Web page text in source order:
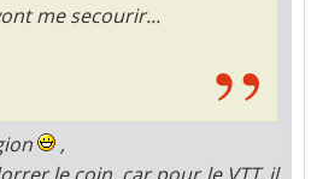
me secourir...
,